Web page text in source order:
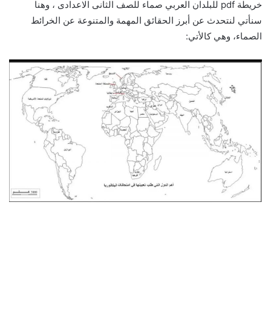
خريطة pdf للبلدان العربي صماء للصف الثانى الاعدادى ، وهنا
سنأتي لنتحدث عن أبرز الحقائق المهمة والمتنوعة عن الخرائط
الصماء، وهي كالأتي: